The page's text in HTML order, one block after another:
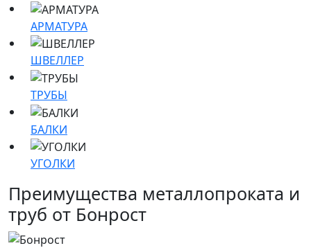
АРМАТУРА
ШВЕЛЛЕР
ТРУБЫ
БАЛКИ
УГОЛКИ
Преимущества металлопроката и
труб от Бонрост